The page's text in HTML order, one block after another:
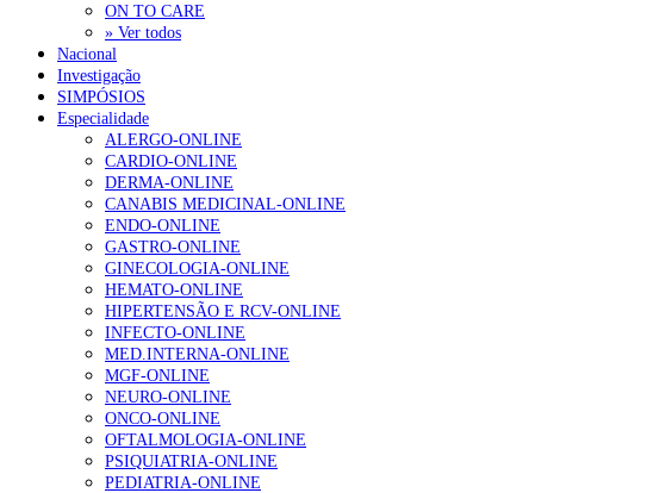
ON TO CARE
» Ver todos
Nacional
Investigação
SIMPÓSIOS
Especialidade
ALERGO-ONLINE
CARDIO-ONLINE
DERMA-ONLINE
CANABIS MEDICINAL-ONLINE
ENDO-ONLINE
GASTRO-ONLINE
GINECOLOGIA-ONLINE
HEMATO-ONLINE
HIPERTENSÃO E RCV-ONLINE
INFECTO-ONLINE
MED.INTERNA-ONLINE
MGF-ONLINE
NEURO-ONLINE
ONCO-ONLINE
OFTALMOLOGIA-ONLINE
PSIQUIATRIA-ONLINE
PEDIATRIA-ONLINE